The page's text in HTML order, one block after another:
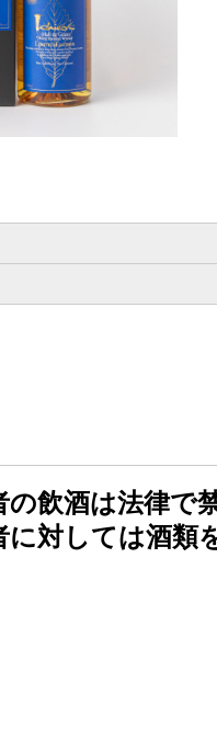
飲酒は法律で
対しては酒類